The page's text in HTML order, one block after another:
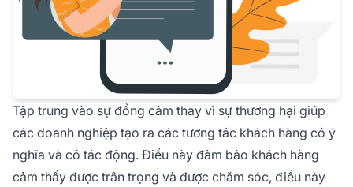
Tập trung vào sự đồng cảm thay vì sự thương hại giúp
các doanh nghiệp tạo ra các tương tác khách hàng có ý
nghĩa và có tác động. Điều này đảm bảo khách hàng
cảm thấy được trân trọng và được chăm sóc, điều này